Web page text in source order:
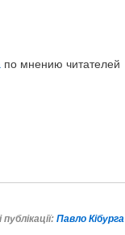
по мнению читателей
публікації: Павло Кібурга